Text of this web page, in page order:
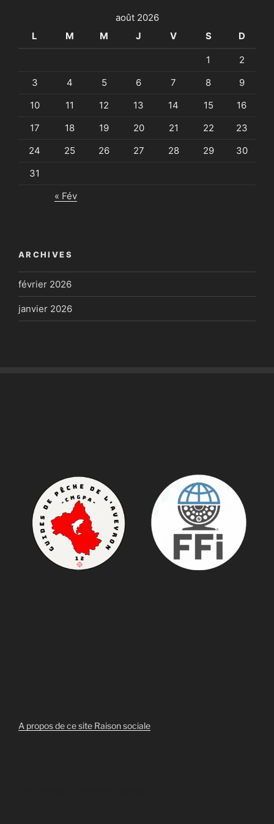
août 2026
L
M M J V S D
1
2
3
4 5 6 7 8
9
10
11 12 13 14 15
16
17
18 19 20 21 22
23
24
25 26 27 28 29
30
31
« Fév
ARCHIVES
février 2026
janvier 2026
A propos de ce site Raison sociale